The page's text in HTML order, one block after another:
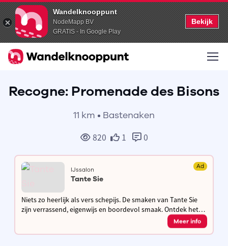
Wandelknooppunt
NodeMapp BV
GRATIS - In Google Play
Bekijk
Recogne: Promenade des Bisons
11 km • Bastenaken
820 1 0
IJssalon Ad
Tante Sie
Niets zo heerlijk als vers schepijs. De smaken van Tante Sie
zijn verrassend, eigenwijs en boordevol smaak. Ontdek het
dagvers ijs in ons American diner style salon met grote tuin
Meer info